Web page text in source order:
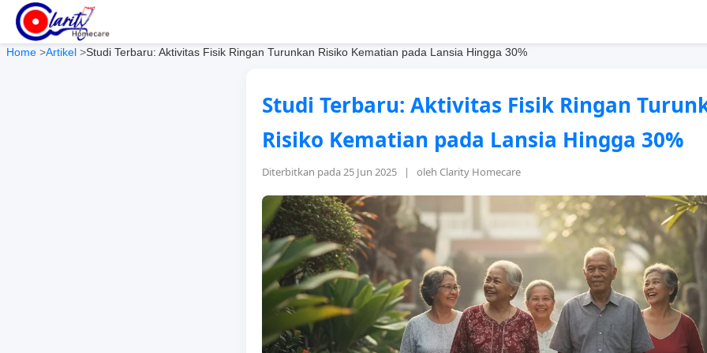
Home >Artikel >Studi Terbaru: Aktivitas Fisik Ringan Turunkan Risiko Kematian pada Lansia Hingga 30%
Studi Terbaru: Aktivitas Fisik Ringan
Risiko Kematian pada Lansia Hingga 30%
Diterbitkan pada 25 Jun 2025 | oleh Clarity Homecare